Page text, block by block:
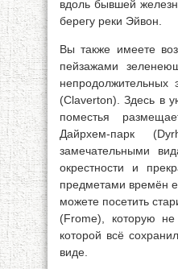
вдоль бывшей
берегу реки Эйвон.
Вы также имеете
пейзажами
непродолжительных
(Claverton). Здесь в
поместья
Дайрхем-парк
замечательными
окрестности и
предметами времён
можете посетить
(Frome), которую
которой всё
виде.